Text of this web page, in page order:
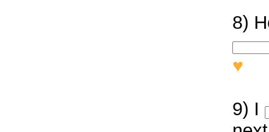
8)
♥
9) I